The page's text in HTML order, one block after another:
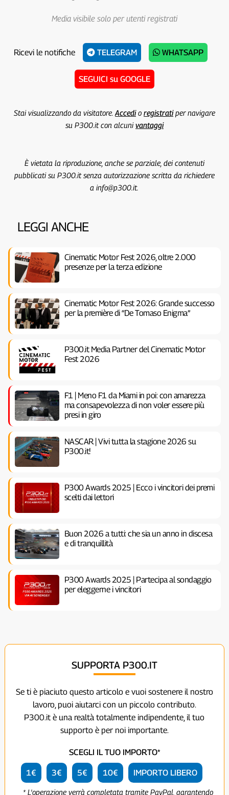
Media visibile solo per utenti registrati
Ricevi le notifiche TELEGRAM WHATSAPP
SEGUICI su GOOGLE
Stai visualizzando da visitatore. Accedio registratiper navigare
su P300.it con alcunivantaggi
È vietata la riproduzione, anche se parziale, dei contenuti
pubblicati su P300.it senza autorizzazione scritta da richiedere
a info@p300.it.
LEGGI ANCHE
Cinematic Motor Fest 2026, oltre 2.000
presenze per la terza edizione
Cinematic Motor Fest 2026: Grande successo
per la première di “De Tomaso Enigma”
P300.it Media Partner del Cinematic Motor
Fest 2026
F1 | Meno F1 da Miami in poi: con amarezza
ma consapevolezza di non voler essere più
presi in giro
NASCAR | Vivi tutta la stagione 2026 su
P300.it!
P300 Awards 2025 | Ecco i vincitori dei premi
scelti dai lettori
Buon 2026 a tutti: che sia un anno in discesa
e di tranquillità
P300 Awards 2025 | Partecipa al sondaggio
per eleggerne i vincitori
SUPPORTA P300.IT
Se ti è piaciuto questo articolo e vuoi sostenere il nostro
lavoro, puoi aiutarci con un piccolo contributo.
P300.it è una realtà totalmente indipendente, il tuo
supporto è per noi importante.
SCEGLI IL TUO IMPORTO*
1€ 3€ 5€ 10€ IMPORTO LIBERO
* L'operazione verrà completata tramite PayPal, garantendo